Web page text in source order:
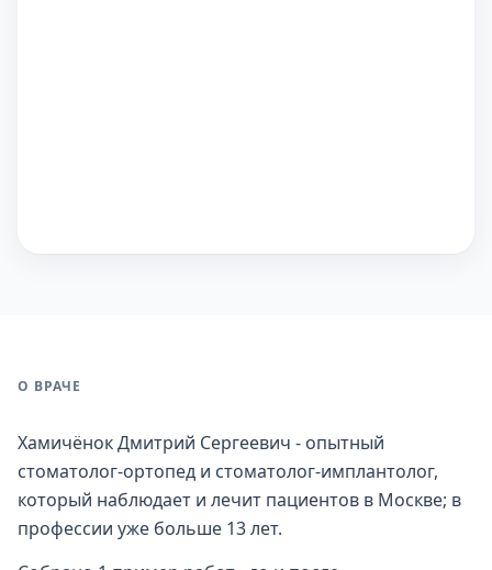
О ВРАЧЕ
Хамичёнок Дмитрий Сергеевич - опытный
стоматолог-ортопед и стоматолог-имплантолог,
который наблюдает и лечит пациентов в Москве; в
профессии уже больше 13 лет.